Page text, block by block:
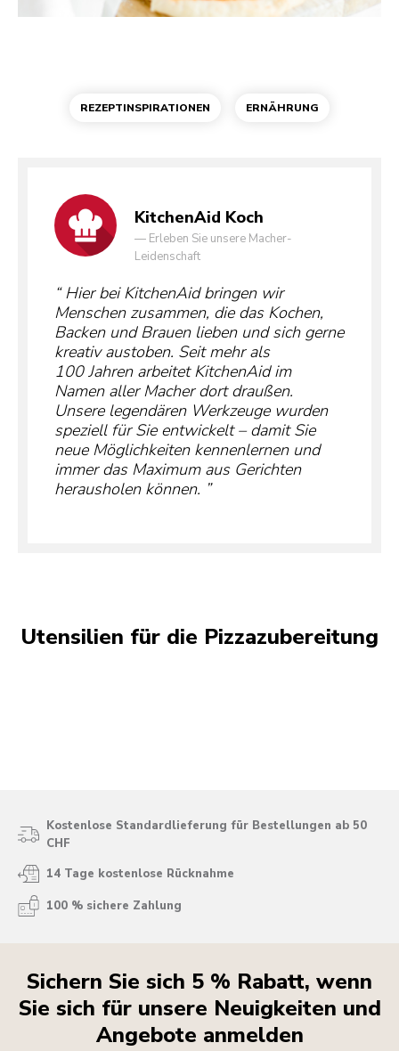
REZEPTINSPIRATIONEN ERNÄHRUNG
KitchenAid Koch
— Erleben Sie unsere Macher-
Leidenschaft
Hier bei KitchenAid bringen wir
Menschen zusammen, die das Kochen,
Backen und Brauen lieben und sich gerne
kreativ austoben. Seit mehr als
100 Jahren arbeitet KitchenAid im
Namen aller Macher dort draußen.
Unsere legendären Werkzeuge wurden
speziell für Sie entwickelt – damit Sie
neue Möglichkeiten kennenlernen und
immer das Maximum aus Gerichten
herausholen können.
Utensilien für die Pizzazubereitung
Kostenlose Standardlieferung für Bestellungen ab 50
CHF
14 Tage kostenlose Rücknahme
100 % sichere Zahlung
Sichern Sie sich 5 % Rabatt, wenn
Sie sich für unsere Neuigkeiten und
Angebote anmelden